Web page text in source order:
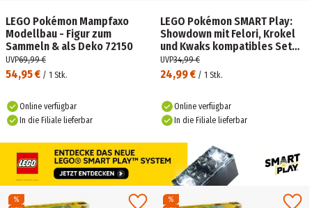
LEGO Pokémon Mampfaxo
Modellbau - Figur zum
Sammeln & als Deko 72150
54,95 € / 1 Stk.
UVP69,99 €
Online verfügbar
In die Filiale lieferbar
LEGO Pokémon SMART Play:
Showdown mit Felori, Krokel
und Kwaks kompatibles Set
72158
24,99 € / 1 Stk.
UVP34,99 €
Online verfügbar
In die Filiale lieferbar